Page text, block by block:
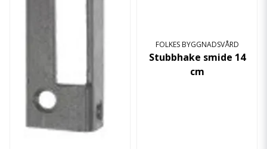
FOLKES BYGGNADSVÅRD
Stubbhake smide 14
cm